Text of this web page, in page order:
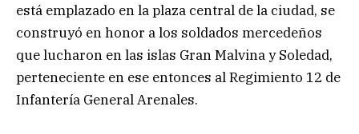
está emplazado en la plaza central de la ciudad, se
construyó en honor a los soldados mercedeños
que lucharon en las islas Gran Malvina y Soledad,
perteneciente en ese entonces al Regimiento 12 de
Infantería General Arenales.